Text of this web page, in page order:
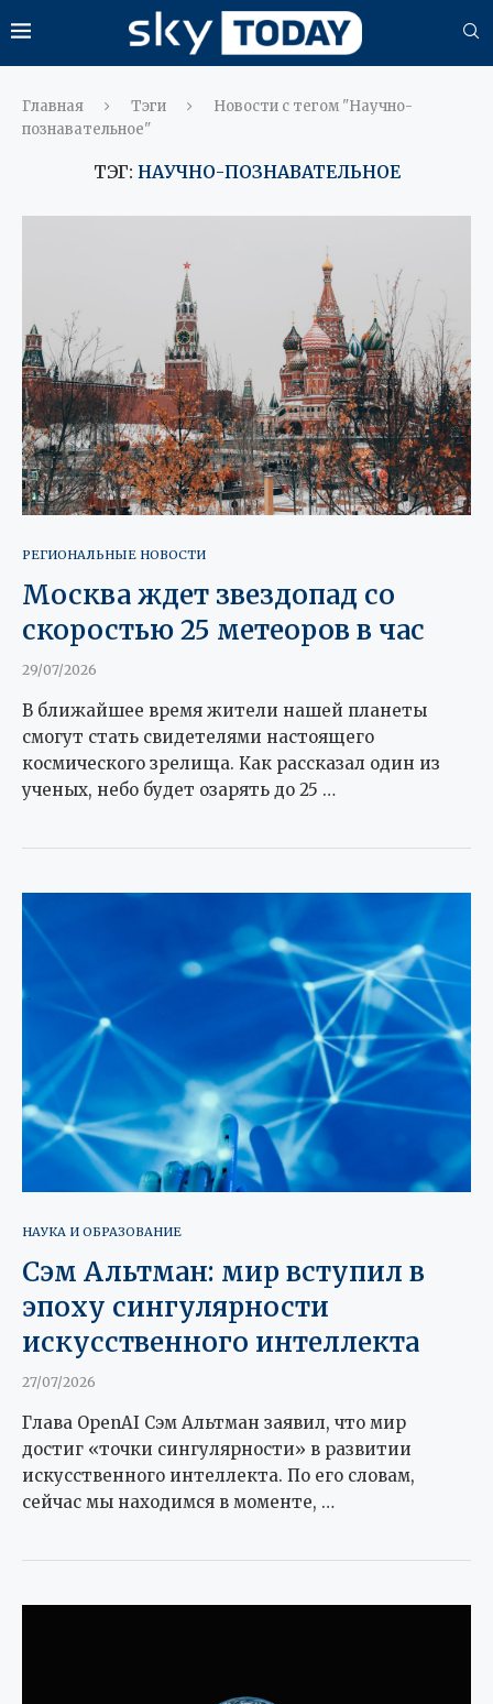
Главная Тэги
Новости с тегом "Научно-
познавательное"
ТЭГ: НАУЧНО-ПОЗНАВАТЕЛЬНОЕ
РЕГИОНАЛЬНЫЕ НОВОСТИ
Москва ждет звездопад со
скоростью 25 метеоров в час
29/07/2026
В ближайшее время жители нашей планеты
смогут стать свидетелями настоящего
космического зрелища. Как рассказал один из
ученых, небо будет озарять до 25 …
НАУКА И ОБРАЗОВАНИЕ
Сэм Альтман: мир вступил в
эпоху сингулярности
искусственного интеллекта
27/07/2026
Глава OpenAI Сэм Альтман заявил, что мир
достиг «точки сингулярности» в развитии
искусственного интеллекта. По его словам,
сейчас мы находимся в моменте, …